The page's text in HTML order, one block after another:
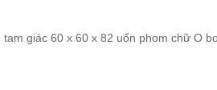
tam giác 60 x 60 x 82 uốn phom chữ O